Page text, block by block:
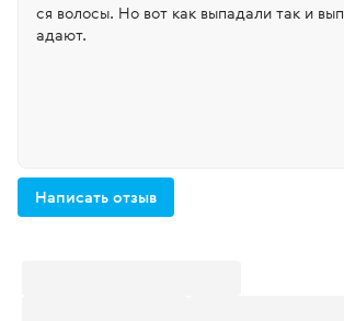
ся волосы. Но вот как выпадали так и вып
адают.
Написать отзыв